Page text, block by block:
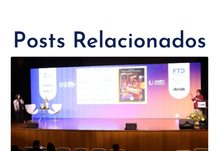
Posts Relacionados